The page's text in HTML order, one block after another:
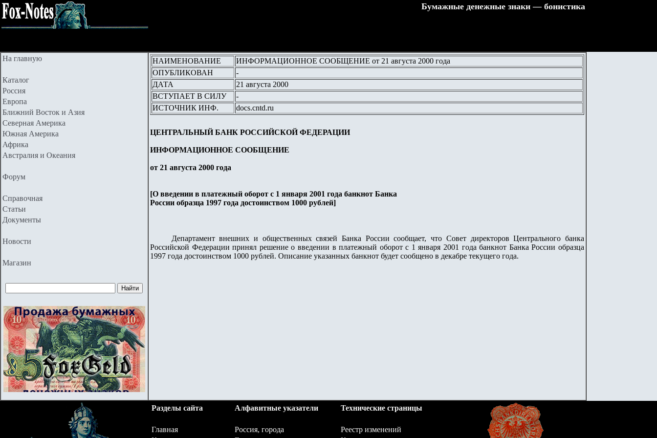
Бумажные денежные знаки — бонистика
На главную
Каталог
Россия
Европа
Ближний Восток и Азия
Северная Америка
Южная Америка
Африка
Австралия и Океания
Форум
Справочная
Статьи
Документы
Новости
Магазин
НАИМЕНОВАНИЕ
ИНФОРМАЦИОННОЕ СООБЩЕНИЕ от 21 августа 2000 года
ОПУБЛИКОВАН
-
ДАТА
21 августа 2000
ВСТУПАЕТ В СИЛУ
-
ИСТОЧНИК ИНФ.
docs.cntd.ru
ЦЕНТРАЛЬНЫЙ БАНК РОССИЙСКОЙ ФЕДЕРАЦИИ
ИНФОРМАЦИОННОЕ СООБЩЕНИЕ
от 21 августа 2000 года
[О введении в платежный оборот с 1 января 2001 года банкнот Банка
России образца 1997 года достоинством 1000 рублей]
Департамент внешних и общественных связей Банка России сообщает, что Совет директоров Центрального банка
Российской Федерации принял решение о введении в платежный оборот с 1 января 2001 года банкнот Банка России образца
1997 года достоинством 1000 рублей. Описание указанных банкнот будет сообщено в декабре текущего года.
Разделы сайта Алфавитные указатели Технические страницы
Главная Россия, города
Реестр изменений